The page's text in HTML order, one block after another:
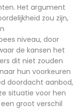
Het argument
zou zijn,
niveau, door
de kansen het
dit niet zouden
hun voorkeuren
doordacht aanbod,
situatie voor hen
groot verschil